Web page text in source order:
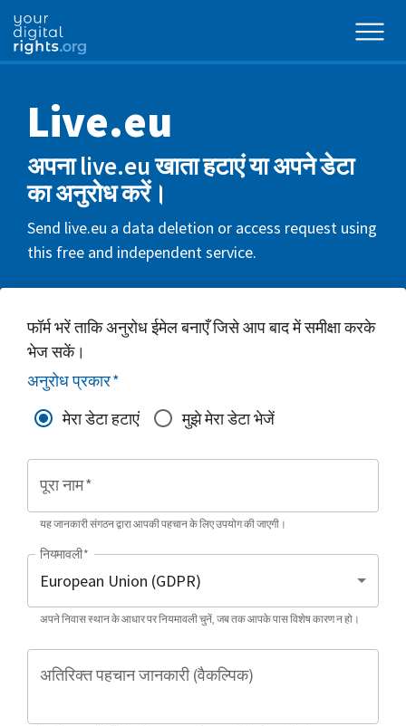
Live.eu
अपना live.eu खाता हटाएं या अपने डेटा
का अनुरोध करें।
Send live.eu a data deletion or access request using
this free and independent service.
फॉर्म भरें ताकि अनुरोध ईमेल बनाएँ जिसे आप बाद में समीक्षा करके
भेज सकें।
अनुरोध प्रकार*
मेरा डेटा हटाएं
मुझे मेरा डेटा भेजें
पूरा नाम*
यह जानकारी संगठन द्वारा आपकी पहचान के लिए उपयोग की जाएगी।
नियमावली*
अपने निवास स्थान के आधार पर नियमावली चुनें, जब तक आपके पास विशेष कारण न हो।
अतिरिक्त पहचान जानकारी (वैकल्पिक)